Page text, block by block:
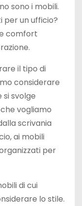
sono i mobili.
per un ufficio?
comfort
il tipo di
considerare
svolge
vogliamo
scrivania
ai mobili
per
di cui
lo stile.